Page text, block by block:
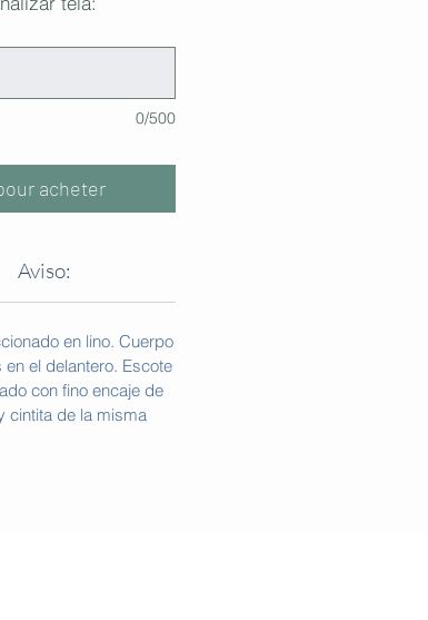
0/500
acheter
Aviso:
en lino. Cuerpo
el delantero. Escote
con fino encaje de
cintita de la misma